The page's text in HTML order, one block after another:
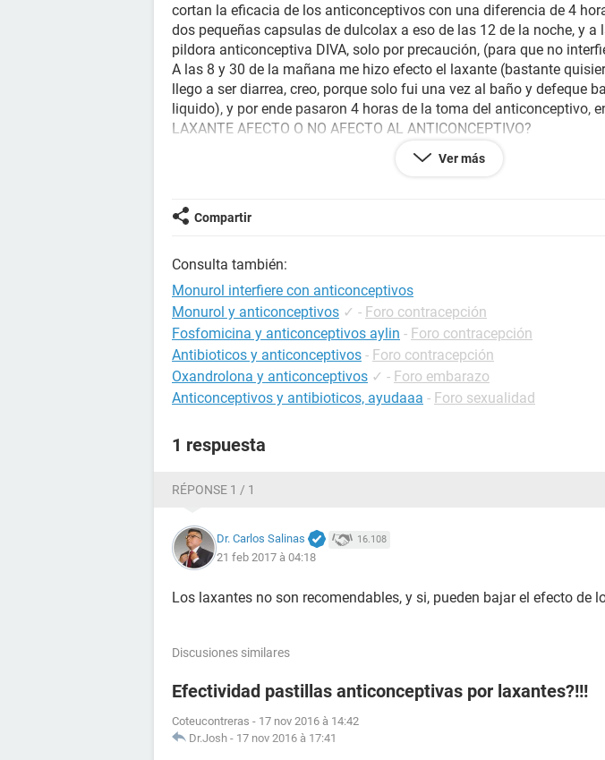
cortan la eficacia de los anticonceptivos con una diferencia de 4
dos pequeñas capsulas de dulcolax a eso de las 12 de la noche, y a
pildora anticonceptiva DIVA, solo por precaución, (para que no
A las 8 y 30 de la mañana me hizo efecto el laxante (bastante
llego a ser diarrea, creo, porque solo fui una vez al baño y defeque
liquido), y por ende pasaron 4 horas de la toma del anticonceptivo,
LAXANTE AFECTO O NO AFECTO AL ANTICONCEPTIVO?
tomo las pildoras todos los dias a la misma hora, siempre fui
hacer o no.
Ver más
Compartir
Consulta también:
Monurol interfiere con anticonceptivos
Monurol y anticonceptivos ✓ - Foro contracepción
Fosfomicina y anticonceptivos aylin - Foro contracepción
Antibioticos y anticonceptivos - Foro contracepción
Oxandrolona y anticonceptivos ✓ - Foro embarazo
Anticonceptivos y antibioticos, ayudaaa - Foro sexualidad
1 respuesta
RÉPONSE 1 / 1
Dr. Carlos Salinas 16.108
21 feb 2017 à 04:18
Los laxantes no son recomendables, y si, pueden bajar el efecto de
Discusiones similares
Efectividad pastillas anticonceptivas por laxantes?!!!
Coteucontreras - 17 nov 2016 à 14:42
Dr.Josh - 17 nov 2016 à 17:41